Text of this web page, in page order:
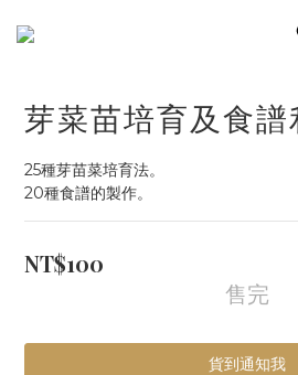
芽菜苗培育及食譜
25種芽苗菜培育法。
20種食譜的製作。
NT$100
售完
貨到通知我